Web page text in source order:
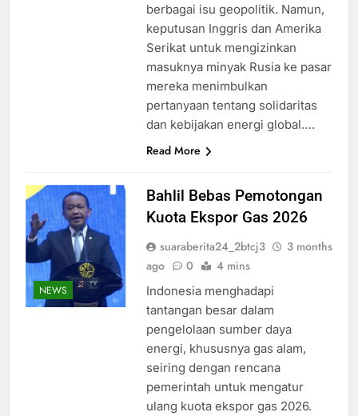
berbagai isu geopolitik. Namun,
keputusan Inggris dan Amerika
Serikat untuk mengizinkan
masuknya minyak Rusia ke pasar
mereka menimbulkan
pertanyaan tentang solidaritas
dan kebijakan energi global….
Read More
NEWS
Bahlil Bebas Pemotongan
Kuota Ekspor Gas 2026
suaraberita24_2btcj3
3 months
ago
0 4 mins
Indonesia menghadapi
tantangan besar dalam
pengelolaan sumber daya
energi, khususnya gas alam,
seiring dengan rencana
pemerintah untuk mengatur
ulang kuota ekspor gas 2026.